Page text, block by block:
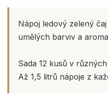
Nápoj ledový zelený
umělých barviv a
Sada 12 kusů v
Až 1,5 litrů nápoje z